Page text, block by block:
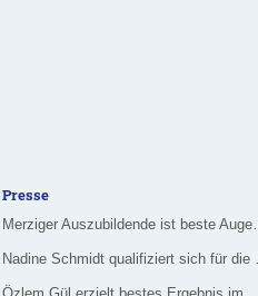
Presse
Merziger
Nadine